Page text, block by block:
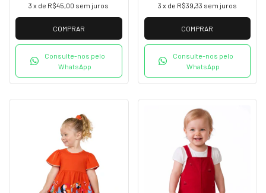
3 x de R$45,00 sem juros
COMPRAR
Consulte-nos pelo
WhatsApp
3 x de R$39,33 sem juros
COMPRAR
Consulte-nos pelo
WhatsApp